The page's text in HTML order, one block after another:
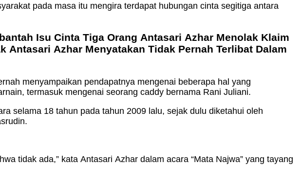
pada masa itu mengira terdapat hubungan cinta segitiga antara
menyampaikan pendapatnya mengenai beberapa hal yang
termasuk mengenai seorang caddy bernama Rani Juliani.
selama 18 tahun pada tahun 2009 lalu, sejak dulu diketahui oleh
tidak ada,” kata Antasari Azhar dalam acara “Mata Najwa” yang tayang